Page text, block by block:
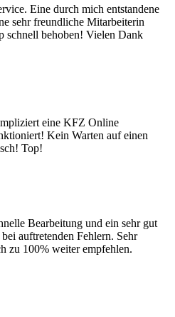
Eine durch mich entstandene
sehr freundliche Mitarbeiterin
schnell behoben! Vielen Dank
eine KFZ Online
Kein Warten auf einen
Top!
Bearbeitung und ein sehr gut
auftretenden Fehlern. Sehr
zu 100% weiter empfehlen.